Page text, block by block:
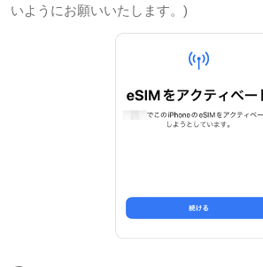
いようにお願いいたします。)